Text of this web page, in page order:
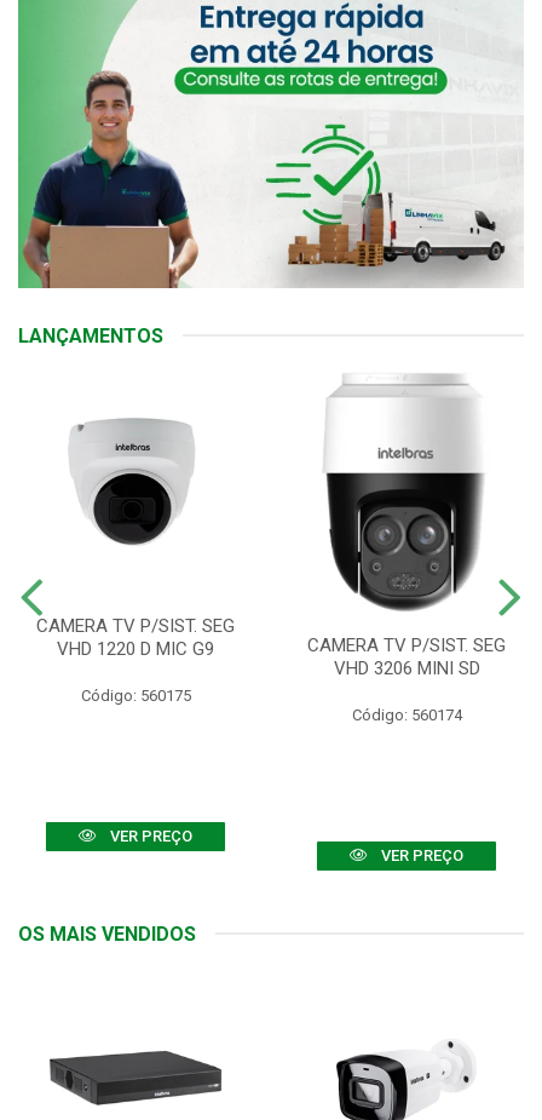
LANÇAMENTOS
CAMERA TV P/SIST. SEG
VHD 1220 D MIC G9
Código: 560175
VER PREÇO
CAMERA TV P/SIST. SEG
VHD 3206 MINI SD
Código: 560174
VER PREÇO
OS MAIS VENDIDOS